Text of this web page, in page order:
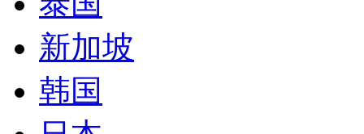
中东及简单材料国家
突尼斯
马达加斯加